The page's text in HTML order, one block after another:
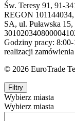
Św. Teresy 91, 91-
REGON 101144034,
SA, ul. Puławska
Godziny pracy: 8:00-
realizacji
© 2026 EuroTrade
Filtry
Wybierz miasta
Wybierz miasta